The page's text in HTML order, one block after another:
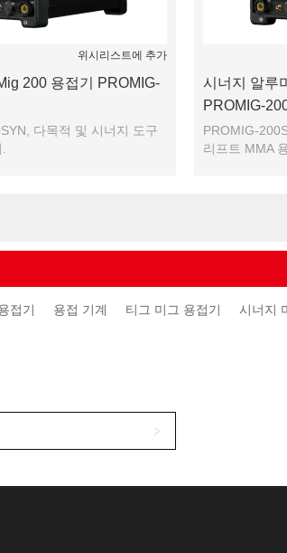
위시리스트에 추가
200 용접기 PROMIG-
다목적 및 시너지 도구
시너지 알루
PROMIG-
PROMIG-
리프트 MMA
접기 용접 기계 티그 미그 용접기 시너지